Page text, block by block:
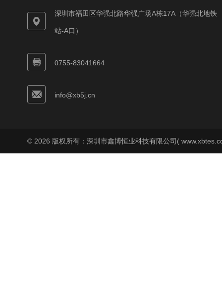
深圳市福田区华强北路华强广场A栋17A（华强北地铁
站-A口）
0755-83041664
info@xb5j.cn
© 2026 版权所有：深圳市鑫博恒业科技有限公司(